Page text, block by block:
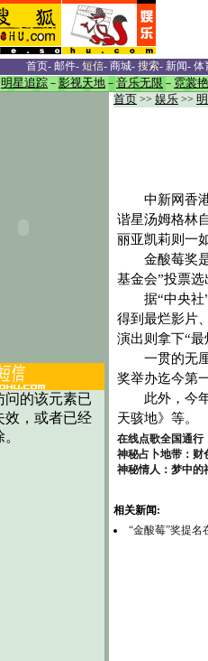
首页- 邮件- 短信- 商城- 搜索- 新闻- 体
明星追踪 － 影视天地 － 音乐无限 － 霓裳
首页 >> 娱乐 >>
中新网香港3
谐星汤姆格林
丽亚凯莉则一
金酸莓奖是
基金会”投票
据“中央社”
得到最烂影片
演出则拿下“最
一贯的无厘
奖举办迄今第
此外，今年
天骇地》等。
在线点歌全国通行
神秘占卜地带：财
神秘情人：梦中的
相关新闻:
“金酸莓”奖提名